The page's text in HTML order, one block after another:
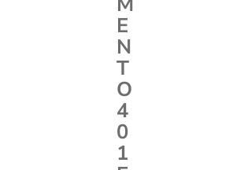
E
N
T
O
4
0
1